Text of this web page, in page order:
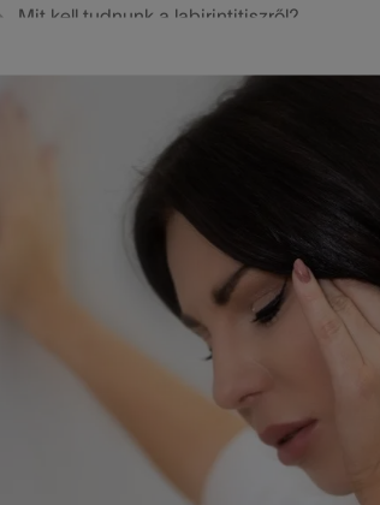
Mit kell tudnunk a labirintitiszről?
által előidézett betegség. Az
torzíthatja a mozgást, kihathat a
általában magától javul, és csak
hogy mit tehetünk a tünetek
okai,